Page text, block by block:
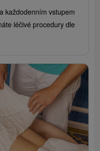
každodenním vstupem
léčivé procedury dle